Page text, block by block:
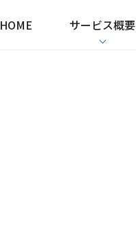
HOME サービス概要